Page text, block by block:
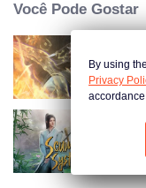
Você Pode Gostar
By using
Privacy